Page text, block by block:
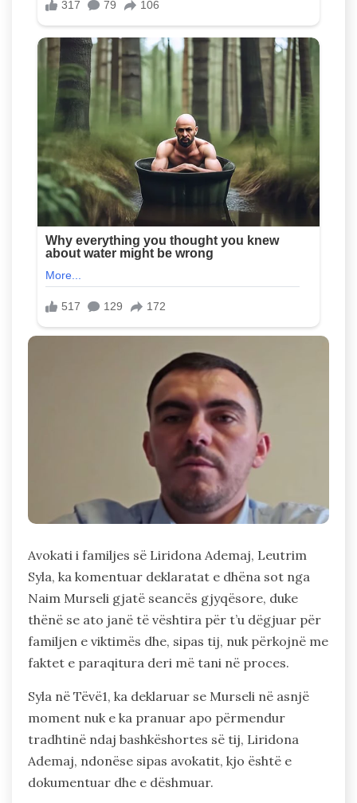
Avokati i familjes së Liridona Ademaj, Leutrim
Syla, ka komentuar deklaratat e dhëna sot nga
Naim Murseli gjatë seancës gjyqësore, duke
thënë se ato janë të vështira për t’u dëgjuar për
familjen e viktimës dhe, sipas tij, nuk përkojnë me
faktet e paraqitura deri më tani në proces.
Syla në Tëvë1, ka deklaruar se Murseli në asnjë
moment nuk e ka pranuar apo përmendur
tradhtinë ndaj bashkëshortes së tij, Liridona
Ademaj, ndonëse sipas avokatit, kjo është e
dokumentuar dhe e dëshmuar.